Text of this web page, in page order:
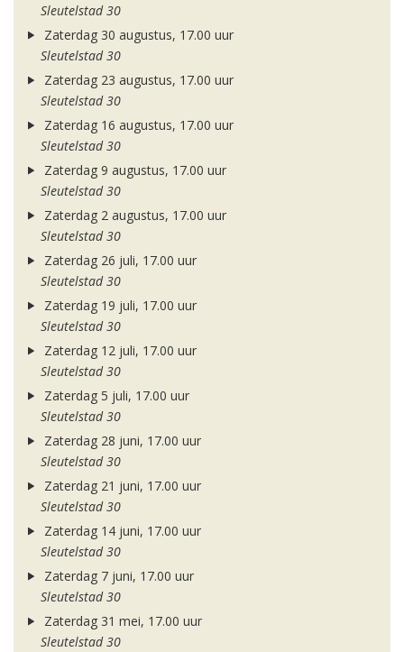
Sleutelstad 30
Zaterdag 30 augustus, 17.00 uur
Sleutelstad 30
Zaterdag 23 augustus, 17.00 uur
Sleutelstad 30
Zaterdag 16 augustus, 17.00 uur
Sleutelstad 30
Zaterdag 9 augustus, 17.00 uur
Sleutelstad 30
Zaterdag 2 augustus, 17.00 uur
Sleutelstad 30
Zaterdag 26 juli, 17.00 uur
Sleutelstad 30
Zaterdag 19 juli, 17.00 uur
Sleutelstad 30
Zaterdag 12 juli, 17.00 uur
Sleutelstad 30
Zaterdag 5 juli, 17.00 uur
Sleutelstad 30
Zaterdag 28 juni, 17.00 uur
Sleutelstad 30
Zaterdag 21 juni, 17.00 uur
Sleutelstad 30
Zaterdag 14 juni, 17.00 uur
Sleutelstad 30
Zaterdag 7 juni, 17.00 uur
Sleutelstad 30
Zaterdag 31 mei, 17.00 uur
Sleutelstad 30